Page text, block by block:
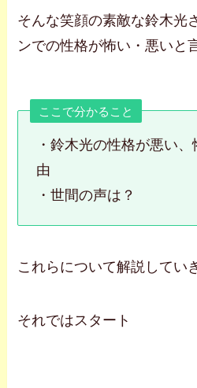
そんな笑顔の素敵な鈴木光
ンでの性格が怖い・悪いと
ここで分かること
・鈴木光の性格が悪い
由
・世間の声は？
これらについて解説してい
それではスタート